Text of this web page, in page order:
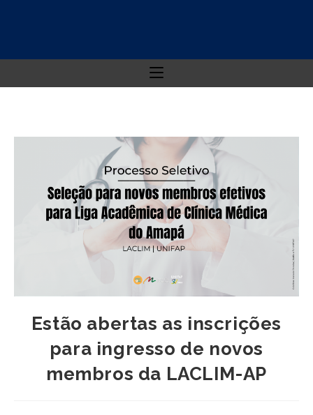
Estão abertas as inscrições
para ingresso de novos
membros da LACLIM-AP